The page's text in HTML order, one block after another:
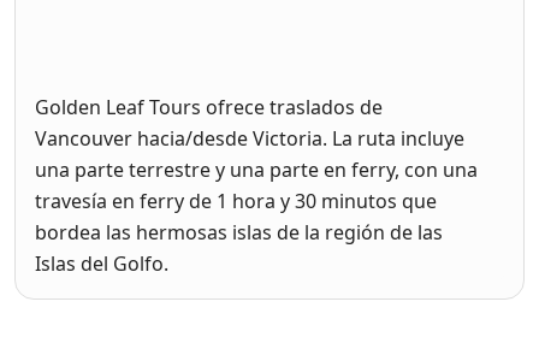
Golden Leaf Tours ofrece traslados de
Vancouver hacia/desde Victoria. La ruta incluye
una parte terrestre y una parte en ferry, con una
travesía en ferry de 1 hora y 30 minutos que
bordea las hermosas islas de la región de las
Islas del Golfo.